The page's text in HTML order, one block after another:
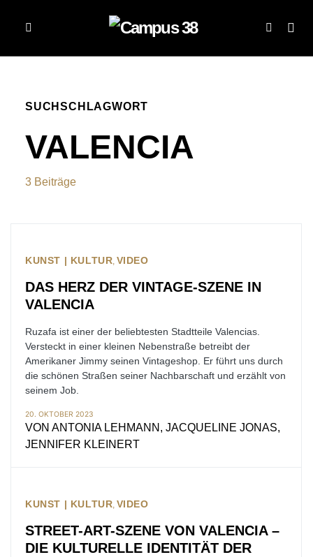
SUCHSCHLAGWORT
VALENCIA
3 Beiträge
KUNST | KULTUR VIDEO
DAS HERZ DER VINTAGE-SZENE IN
VALENCIA
Ruzafa ist einer der beliebtesten Stadtteile Valencias.
Versteckt in einer kleinen Nebenstraße betreibt der
Amerikaner Jimmy seinen Vintageshop. Er führt uns durch
die schönen Straßen seiner Nachbarschaft und erzählt von
seinem Job.
20. OKTOBER 2023
VON ANTONIA LEHMANN, JACQUELINE JONAS,
JENNIFER KLEINERT
KUNST | KULTUR VIDEO
STREET-ART-SZENE VON VALENCIA –
DIE KULTURELLE IDENTITÄT DER